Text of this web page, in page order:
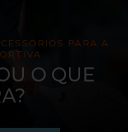
PARA A
O QUE